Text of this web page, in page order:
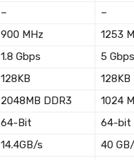
– –
900 MHz 1253
1.8 Gbps 5 Gbps
128KB 128KB
2048MB DDR3 1024
64-Bit 64-bit
14.4GB/s 40